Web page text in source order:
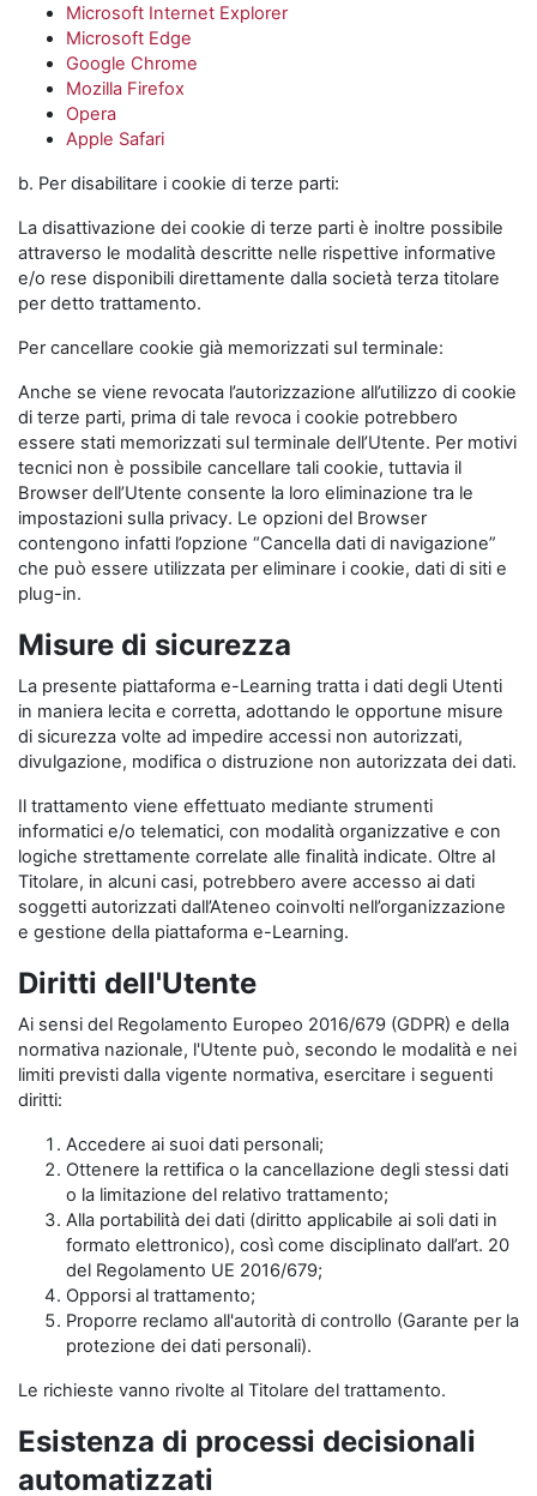
Microsoft Internet Explorer
Microsoft Edge
Google Chrome
Mozilla Firefox
Opera
Apple Safari
b. Per disabilitare i cookie di terze parti:
La disattivazione dei cookie di terze parti è inoltre possibile
attraverso le modalità descritte nelle rispettive informative
e/o rese disponibili direttamente dalla società terza titolare
per detto trattamento.
Per cancellare cookie già memorizzati sul terminale:
Anche se viene revocata l’autorizzazione all’utilizzo di cookie
di terze parti, prima di tale revoca i cookie potrebbero
essere stati memorizzati sul terminale dell’Utente. Per motivi
tecnici non è possibile cancellare tali cookie, tuttavia il
Browser dell’Utente consente la loro eliminazione tra le
impostazioni sulla privacy. Le opzioni del Browser
contengono infatti l’opzione “Cancella dati di navigazione”
che può essere utilizzata per eliminare i cookie, dati di siti e
plug-in.
Misure di sicurezza
La presente piattaforma e-Learning tratta i dati degli Utenti
in maniera lecita e corretta, adottando le opportune misure
di sicurezza volte ad impedire accessi non autorizzati,
divulgazione, modifica o distruzione non autorizzata dei dati.
Il trattamento viene effettuato mediante strumenti
informatici e/o telematici, con modalità organizzative e con
logiche strettamente correlate alle finalità indicate. Oltre al
Titolare, in alcuni casi, potrebbero avere accesso ai dati
soggetti autorizzati dall’Ateneo coinvolti nell’organizzazione
e gestione della piattaforma e-Learning.
Diritti dell'Utente
Ai sensi del Regolamento Europeo 2016/679 (GDPR) e della
normativa nazionale, l'Utente può, secondo le modalità e nei
limiti previsti dalla vigente normativa, esercitare i seguenti
diritti:
Accedere ai suoi dati personali;
Ottenere la rettifica o la cancellazione degli stessi dati
o la limitazione del relativo trattamento;
Alla portabilità dei dati (diritto applicabile ai soli dati in
formato elettronico), così come disciplinato dall’art. 20
del Regolamento UE 2016/679;
Opporsi al trattamento;
Proporre reclamo all'autorità di controllo (Garante per la
protezione dei dati personali).
Le richieste vanno rivolte al Titolare del trattamento.
Esistenza di processi decisionali
automatizzati